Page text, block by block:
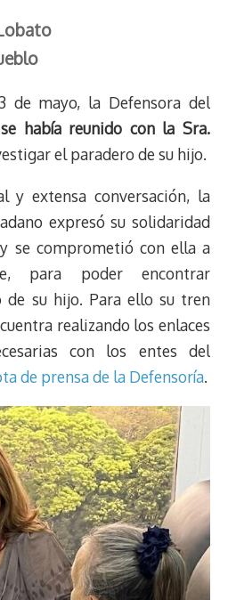
de mayo, la Defensora del
había reunido con la Sra.
el paradero de su hijo.
y extensa conversación, la
expresó su solidaridad
se comprometió con ella a
para poder encontrar
de su hijo. Para ello su tren
realizando los enlaces
con los entes del
de prensa de la Defensoría.